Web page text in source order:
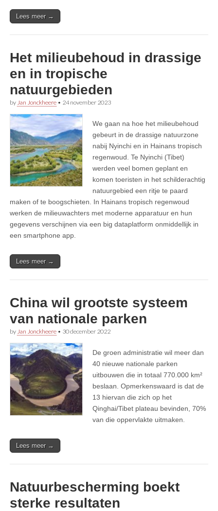
Lees meer →
Het milieubehoud in drassige
en in tropische
natuurgebieden
by Jan Jonckheere • 24 november 2023
We gaan na hoe het milieubehoud
gebeurt in de drassige natuurzone
nabij Nyinchi en in Hainans tropisch
regenwoud. Te Nyinchi (Tibet)
werden veel bomen geplant en
komen toeristen in het schilderachtig
natuurgebied een ritje te paard
maken of te boogschieten. In Hainans tropisch regenwoud
werken de milieuwachters met moderne apparatuur en hun
gegevens verschijnen via een big dataplatform onmiddellijk in
een smartphone app.
Lees meer →
China wil grootste systeem
van nationale parken
by Jan Jonckheere • 30 december 2022
De groen administratie wil meer dan
40 nieuwe nationale parken
uitbouwen die in totaal 770.000 km²
beslaan. Opmerkenswaard is dat de
13 hiervan die zich op het
Qinghai/Tibet plateau bevinden, 70%
van die oppervlakte uitmaken.
Lees meer →
Natuurbescherming boekt
sterke resultaten